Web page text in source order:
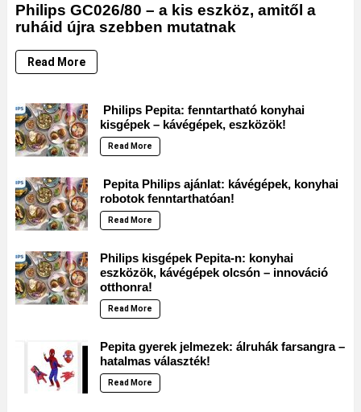
Philips GC026/80 – a kis eszköz, amitől a
ruháid újra szebben mutatnak
Read More
Philips Pepita: fenntartható konyhai
kisgépek – kávégépek, eszközök!
Read More
Pepita Philips ajánlat: kávégépek, konyhai
robotok fenntarthatóan!
Read More
Philips kisgépek Pepita-n: konyhai
eszközök, kávégépek olcsón – innováció
otthonra!
Read More
Pepita gyerek jelmezek: álruhák farsangra –
hatalmas választék!
Read More